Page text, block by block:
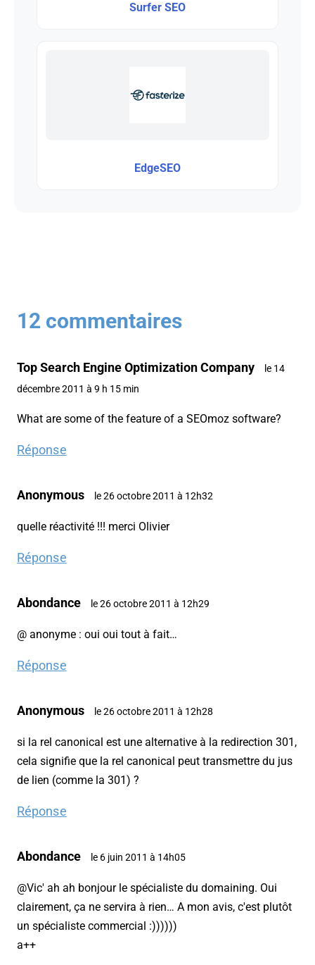
Surfer SEO
EdgeSEO
12 commentaires
Top Search Engine Optimization Company
le 14
décembre 2011 à 9 h 15 min
What are some of the feature of a SEOmoz software?
Réponse
Anonymous le 26 octobre 2011 à 12h32
quelle réactivité !!! merci Olivier
Réponse
Abondance le 26 octobre 2011 à 12h29
@ anonyme : oui oui tout à fait…
Réponse
Anonymous le 26 octobre 2011 à 12h28
si la rel canonical est une alternative à la redirection 301,
cela signifie que la rel canonical peut transmettre du jus
de lien (comme la 301) ?
Réponse
Abondance le 6 juin 2011 à 14h05
@Vic' ah ah bonjour le spécialiste du domaining. Oui
clairement, ça ne servira à rien… A mon avis, c'est plutôt
un spécialiste commercial :))))))
a++